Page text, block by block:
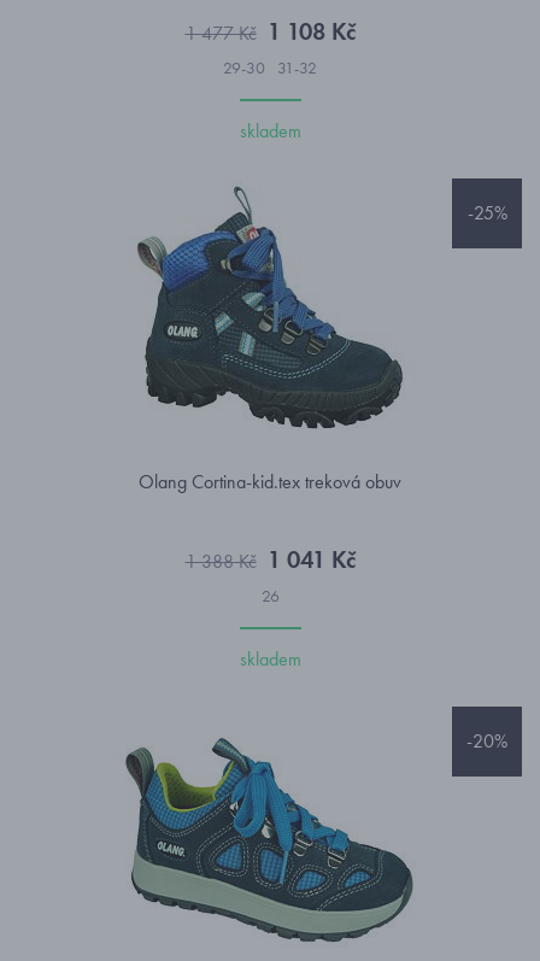
1 477 Kč 1 108 Kč
29-30 31-32
skladem
-25%
Olang Cortina-kid.tex treková obuv
1 388 Kč 1 041 Kč
26
skladem
-20%